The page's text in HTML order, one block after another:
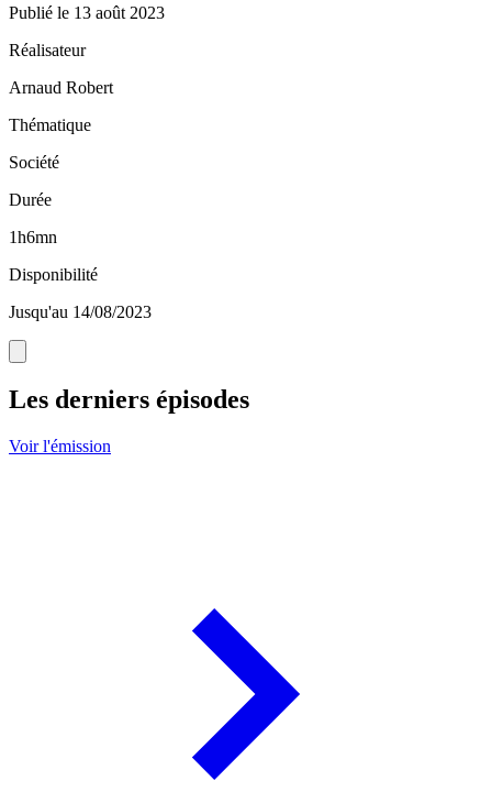
Publié le 13 août 2023
Réalisateur
Arnaud Robert
Thématique
Société
Durée
1h6mn
Disponibilité
Jusqu'au 14/08/2023
Les derniers épisodes
Voir l'émission